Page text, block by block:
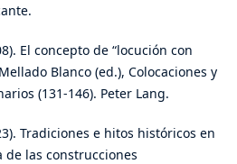
El concepto de “locución con
Blanco (ed.), Colocaciones y
(131-146). Peter Lang.
Tradiciones e hitos históricos en
las construcciones